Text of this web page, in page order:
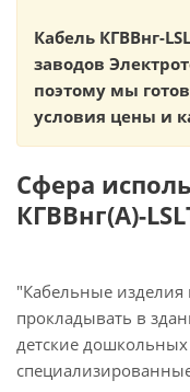
Кабель КГВВнг-
заводов
поэтому мы
условия цены и
Сфера
КГВВнг(А)-
"Кабельные
прокладывать в
детские